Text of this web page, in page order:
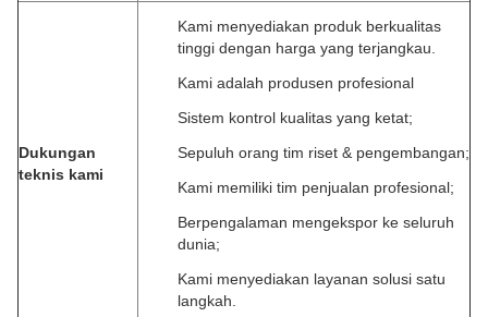
Dukungan
teknis kami
Kami menyediakan produk berkualitas
tinggi dengan harga yang terjangkau.
Kami adalah produsen profesional
Sistem kontrol kualitas yang ketat;
Sepuluh orang tim riset & pengembangan;
Kami memiliki tim penjualan profesional;
Berpengalaman mengekspor ke seluruh
dunia;
Kami menyediakan layanan solusi satu
langkah.